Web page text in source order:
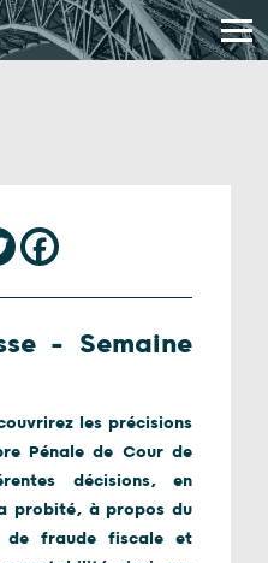
– Semaine
les précisions
Pénale de Cour de
décisions, en
probité, à propos du
de fraude fiscale et